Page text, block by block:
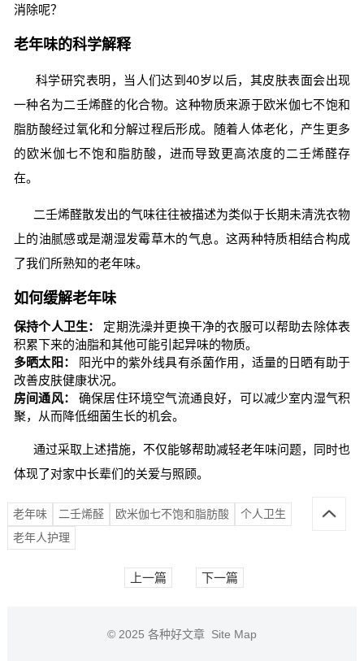
消除呢？
老年味的科学解释
科学研究表明，当人们达到40岁以后，其皮肤表面会出现
一种名为二壬烯醛的化合物。这种物质来源于欧米伽七不饱和
脂肪酸经过氧化和分解过程后形成。随着人体老化，产生更多
的欧米伽七不饱和脂肪酸，进而导致更高浓度的二壬烯醛存
在。
二壬烯醛散发出的气味往往被描述为类似于长期未清洗衣物
上的油腻感或是潮湿发霉草木的气息。这两种特质相结合构成
了我们所熟知的老年味。
如何缓解老年味
保持个人卫生：
定期洗澡并更换干净的衣服可以帮助去除体表
积累下来的油脂和其他可能引起异味的物质。
多晒太阳：
阳光中的紫外线具有杀菌作用，适量的日晒有助于
改善皮肤健康状况。
房间通风：
确保居住环境空气流通良好，可以减少室内湿气积
聚，从而降低细菌生长的机会。
通过采取上述措施，不仅能够帮助减轻老年味问题，同时也
体现了对家中长辈们的关爱与照顾。
老年味 二壬烯醛 欧米伽七不饱和脂肪酸
个人卫生
老年人护理
上一篇 下一篇
© 2025 各种好文章 Site Map